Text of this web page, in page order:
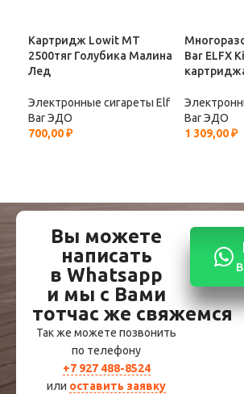
Картридж Lowit МТ
2500тяг Голубика Малина
Лед
Электронные сигареты Elf
Bar ЭДО
700,00₽
Bar ELFX
Bar ЭДО
1 309,00₽
Вы можете
написать
в Whatsapp
и мы с Вами
тотчас же свяжемся
Так же можете позвонить
по телефону
+7 927 488-8524
или оставить заявку